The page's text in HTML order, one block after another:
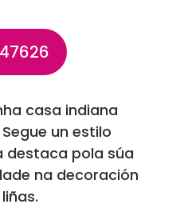
casa indiana
un estilo
destaca pola súa
na decoración